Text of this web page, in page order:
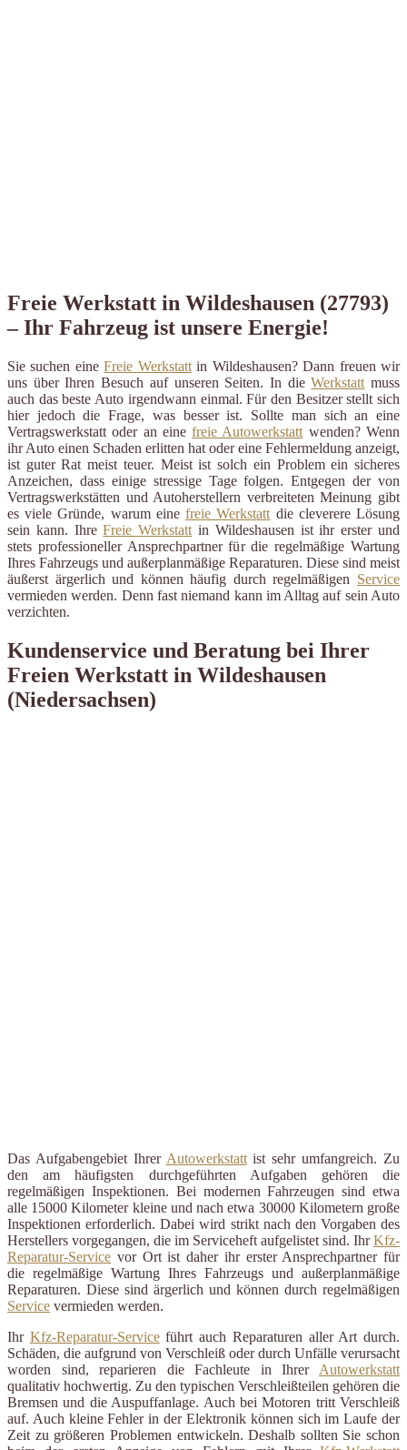
Freie Werkstatt in Wildeshausen (27793)
– Ihr Fahrzeug ist unsere Energie!
Sie suchen eineFreie Werkstattin Wildeshausen? Dann freuen wir
uns über Ihren Besuch auf unseren Seiten. In dieWerkstatt muss
auch das beste Auto irgendwann einmal. Für den Besitzer stellt sich
hier jedoch die Frage, was besser ist. Sollte man sich an eine
Vertragswerkstatt oder an einefreie Autowerkstatt wenden? Wenn
ihr Auto einen Schaden erlitten hat oder eine Fehlermeldung anzeigt,
ist guter Rat meist teuer. Meist ist solch ein Problem ein sicheres
Anzeichen, dass einige stressige Tage folgen. Entgegen der von
Vertragswerkstätten und Autoherstellern verbreiteten Meinung gibt
es viele Gründe, warum einefreie Werkstatt die cleverere Lösung
sein kann. IhreFreie Werkstatt in Wildeshausen ist ihr erster und
stets professioneller Ansprechpartner für die regelmäßige Wartung
Ihres Fahrzeugs und außerplanmäßige Reparaturen. Diese sind meist
äußerst ärgerlich und können häufig durch regelmäßigen Service
vermieden werden. Denn fast niemand kann im Alltag auf sein Auto
verzichten.
Kundenservice und Beratung bei Ihrer
Freien Werkstatt in Wildeshausen
(Niedersachsen)
Das Aufgabengebiet Ihrer Autowerkstattist sehr umfangreich. Zu
den am häufigsten durchgeführten Aufgaben gehören die
regelmäßigen Inspektionen. Bei modernen Fahrzeugen sind etwa
alle 15000 Kilometer kleine und nach etwa 30000 Kilometern große
Inspektionen erforderlich. Dabei wird strikt nach den Vorgaben des
Herstellers vorgegangen, die im Serviceheft aufgelistet sind. IhrKfz-
Reparatur-Service vor Ort ist daher ihr erster Ansprechpartner für
die regelmäßige Wartung Ihres Fahrzeugs und außerplanmäßige
Reparaturen. Diese sind ärgerlich und können durch regelmäßigen
Service vermieden werden.
Ihr Kfz-Reparatur-Serviceführt auch Reparaturen aller Art durch.
Schäden, die aufgrund von Verschleiß oder durch Unfälle verursacht
worden sind, reparieren die Fachleute in Ihrer Autowerkstatt
qualitativ hochwertig. Zu den typischen Verschleißteilen gehören die
Bremsen und die Auspuffanlage. Auch bei Motoren tritt Verschleiß
auf. Auch kleine Fehler in der Elektronik können sich im Laufe der
Zeit zu größeren Problemen entwickeln. Deshalb sollten Sie schon